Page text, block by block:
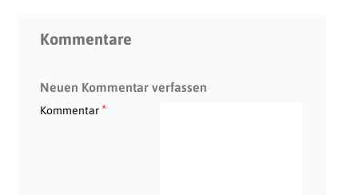
Kommentare
Neuen Kommentar verfassen
Kommentar*